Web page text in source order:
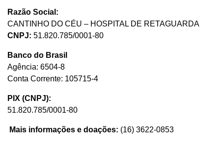
Razão Social:
CANTINHO DO CÉU – HOSPITAL DE RETAGUARDA
CNPJ: 51.820.785/0001-80
Banco do Brasil
Agência: 6504-8
Conta Corrente: 105715-4
PIX (CNPJ):
51.820.785/0001-80
Mais informações e doações: (16) 3622-0853